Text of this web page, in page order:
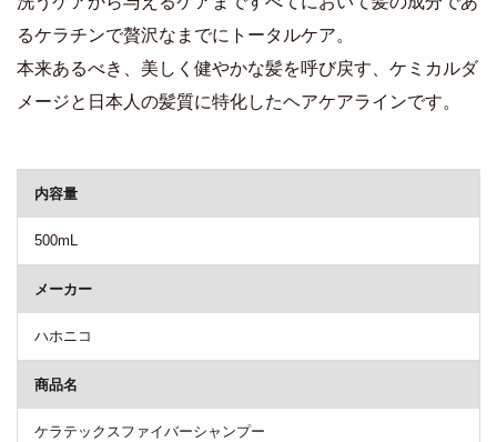
るケラチンで贅沢なまでにトータルケア。
本来あるべき、美しく健やかな髪を呼び戻す、ケミカルダ
メージと日本人の髪質に特化したヘアケアラインです。
内容量
500mL
メーカー
ハホニコ
商品名
ケラテックスファイバーシャンプー